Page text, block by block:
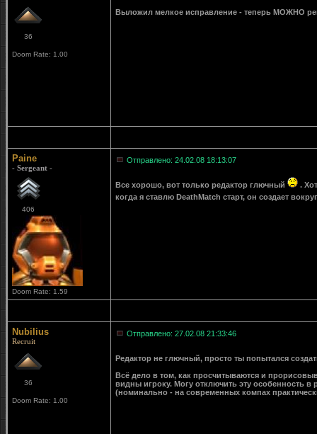
36
Doom Rate: 1.00
Выложил мелкое исправление - теперь МОЖНО
Paine
- Sergeant -
406
Doom Rate: 1.59
Отправлено: 24.02.08 18:13:07
Все хорошо, вот только редактор глючный
.
когда я ставлю DeathMatch старт, он создает
Nubilius
Recruit
36
Doom Rate: 1.00
Отправлено: 27.02.08 21:33:46
Редактор не глючный, просто ты попытался
Всё дело в том, как просчитываются и
видны игроку. Могу отключить эту особенность в
(номинально - на современных компах